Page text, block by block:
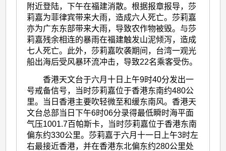
附近登陆，下午在福建消散。根据报章报导，莎
莉嘉为菲律宾带来大雨，造成六人死亡。莎莉嘉
亦为广东东部带来大雨，导致农作物被毁。与莎
莉嘉残余相连的暴雨在福建触发山泥倾泻，造成
七人死亡。此外，莎莉嘉吹袭期间，台湾一观光
船出海后受风暴环流冲击，导致22名乘客受伤。
香港天文台于六月十日上午9时40分发出一
号戒备信号，当时莎莉嘉位于香港东南约480公
里。当日香港主要吹轻微至和缓东南风。香港天
文台总部当日下午6时06分录得最低瞬时海平面
气压1001.7百帕斯卡，当时莎莉嘉位于香港东南
偏东约330公里。莎莉嘉于六月十一日上午3时左
右最接近香港，并在香港东北偏东约280公里处